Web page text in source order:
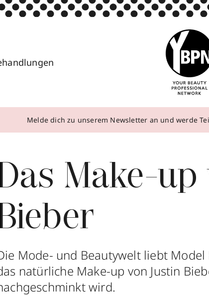
Melde dich zu unserem Newsletter an und werde
Make-
Mode- und Beautywelt liebt Model
natürliche Make-up von Justin
wird.